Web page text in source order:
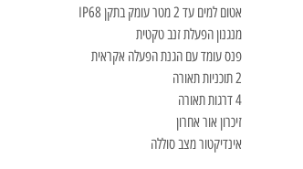
אטום למים עד 2 מטר עומק בתקן IP68
מנגנון הפעלת זנב טקטית
פנס עומד עם הגנת הפעלה אקראית
2 תוכניות תאורה
4 דרגות תאורה
זיכרון אור אחרון
אינדיקטור מצב סוללה